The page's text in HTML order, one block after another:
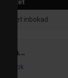
aktivitet
inbokad
på...